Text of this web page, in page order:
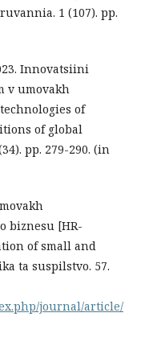
1 (107). рр.
Innovatsiini
v umovakh
of
of global
рр. 279-290. (in
biznesu [HR-
of small and
ta suspilstvo. 57.
journal/article/